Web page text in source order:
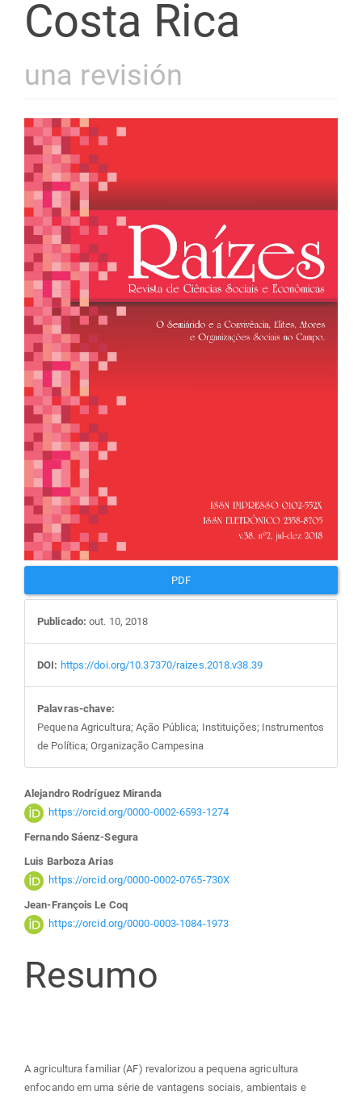
Costa Rica
una revisión
Barra
lateral
de
artigos
PDF
Publicado: out. 10, 2018
DOI: https://doi.org/10.37370/raizes.2018.v38.39
Palavras-chave:
Pequena Agricultura; Ação Pública; Instituições; Instrumentos
de Política; Organização Campesina
Conteúdo
do
artigo
principal
Alejandro Rodríguez Miranda
https://orcid.org/0000-0002-6593-1274
Fernando Sáenz-Segura
Luis Barboza Arias
https://orcid.org/0000-0002-0765-730X
Jean-François Le Coq
https://orcid.org/0000-0003-1084-1973
Resumo
A agricultura familiar (AF) revalorizou a pequena agricultura
enfocando em uma série de vantagens sociais, ambientais e